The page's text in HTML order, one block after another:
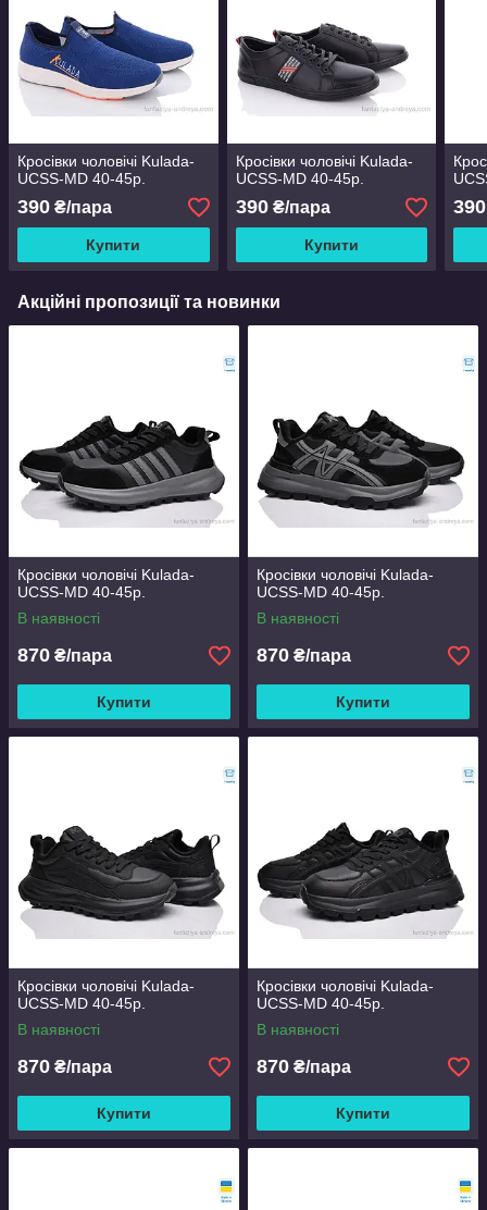
Кросівки чоловічі Kulada-
UCSS-MD 40-45р.
390 ₴/пара
Купити
Кросівки чоловічі Kulada-
UCSS-MD 40-45р.
390₴/пара
Купити
390
Акційні пропозиції та новинки
Кросівки чоловічі Kulada-
UCSS-MD 40-45р.
В наявності
870 ₴/пара
Купити
Кросівки чоловічі Kulada-
UCSS-MD 40-45р.
В наявності
870 ₴/пара
Купити
Кросівки чоловічі Kulada-
UCSS-MD 40-45р.
В наявності
870 ₴/пара
Купити
Кросівки чоловічі Kulada-
UCSS-MD 40-45р.
В наявності
870 ₴/пара
Купити